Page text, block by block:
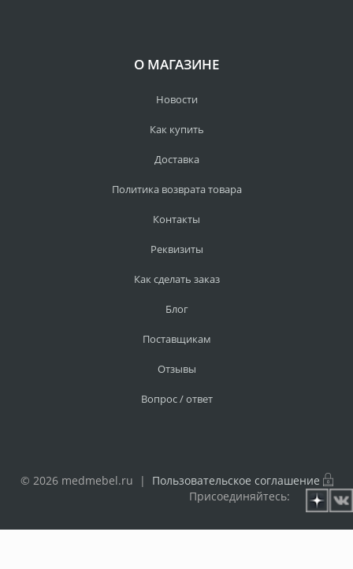
О МАГАЗИНЕ
Новости
Как купить
Доставка
Политика возврата товара
Контакты
Реквизиты
Как сделать заказ
Блог
Поставщикам
Отзывы
Вопрос / ответ
© 2026 medmebel.ru | Пользовательское соглашение
Присоединяйтесь: